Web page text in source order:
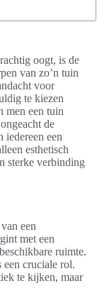
oogt, is de
van zo’n tuin
voor
te kiezen
men een tuin
de
iedereen een
esthetisch
sterke verbinding
een
met een
ruimte.
een cruciale rol.
te kijken, maar